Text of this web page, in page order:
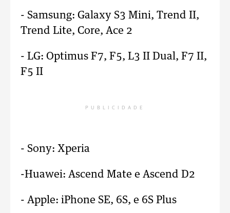
- Samsung: Galaxy S3 Mini, Trend II,
Trend Lite, Core, Ace 2
- LG: Optimus F7, F5, L3 II Dual, F7 II,
F5 II
PUBLICIDADE
- Sony: Xperia
-Huawei: Ascend Mate e Ascend D2
- Apple: iPhone SE, 6S, e 6S Plus